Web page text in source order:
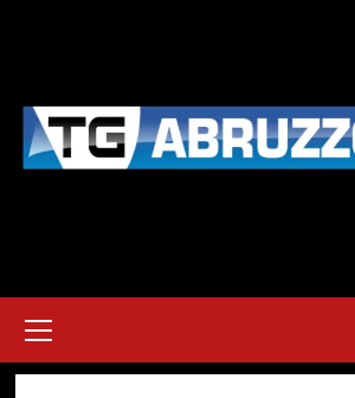
principale